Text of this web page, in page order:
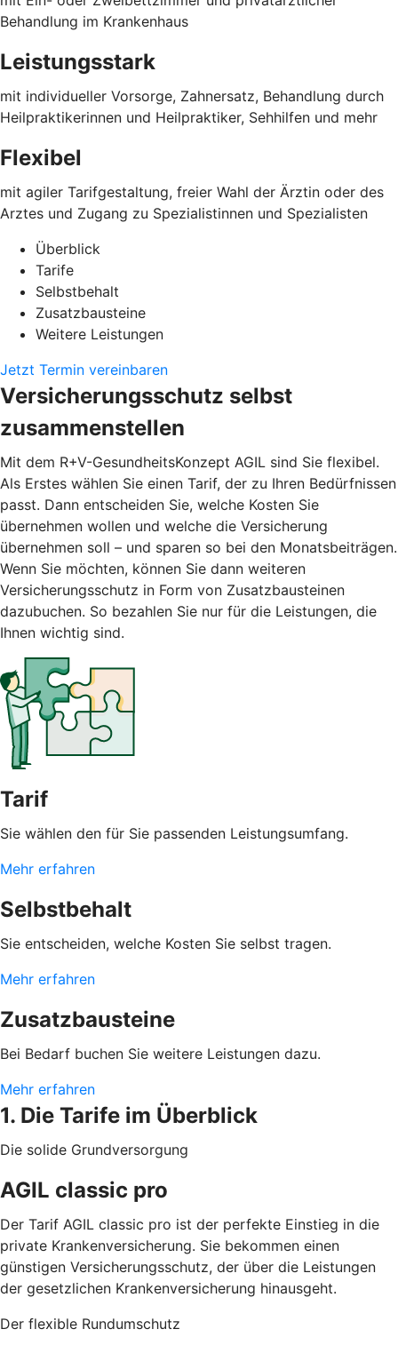
Behandlung im Krankenhaus
Leistungsstark
mit individueller Vorsorge, Zahnersatz, Behandlung durch
Heilpraktikerinnen und Heilpraktiker, Sehhilfen und mehr
Flexibel
mit agiler Tarifgestaltung, freier Wahl der Ärztin oder des
Arztes und Zugang zu Spezialistinnen und Spezialisten
Überblick
Tarife
Selbstbehalt
Zusatzbausteine
Weitere Leistungen
Jetzt Termin vereinbaren
Versicherungsschutz selbst
zusammenstellen
Mit dem R+V-GesundheitsKonzept AGIL sind Sie flexibel.
Als Erstes wählen Sie einen Tarif, der zu Ihren Bedürfnissen
passt. Dann entscheiden Sie, welche Kosten Sie
übernehmen wollen und welche die Versicherung
übernehmen soll – und sparen so bei den Monatsbeiträgen.
Wenn Sie möchten, können Sie dann weiteren
Versicherungsschutz in Form von Zusatzbausteinen
dazubuchen. So bezahlen Sie nur für die Leistungen, die
Ihnen wichtig sind.
Tarif
Sie wählen den für Sie passenden Leistungsumfang.
Mehr erfahren
Selbstbehalt
Sie entscheiden, welche Kosten Sie selbst tragen.
Mehr erfahren
Zusatzbausteine
Bei Bedarf buchen Sie weitere Leistungen dazu.
Mehr erfahren
1. Die Tarife im Überblick
Die solide Grundversorgung
AGIL classic pro
Der Tarif AGIL classic pro ist der perfekte Einstieg in die
private Krankenversicherung. Sie bekommen einen
günstigen Versicherungsschutz, der über die Leistungen
der gesetzlichen Krankenversicherung hinausgeht.
Der flexible Rundumschutz